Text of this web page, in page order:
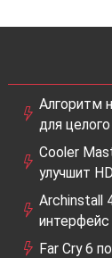
Алгоритм
для
Cooler
улучшит
Archinstall
Far Cry 6